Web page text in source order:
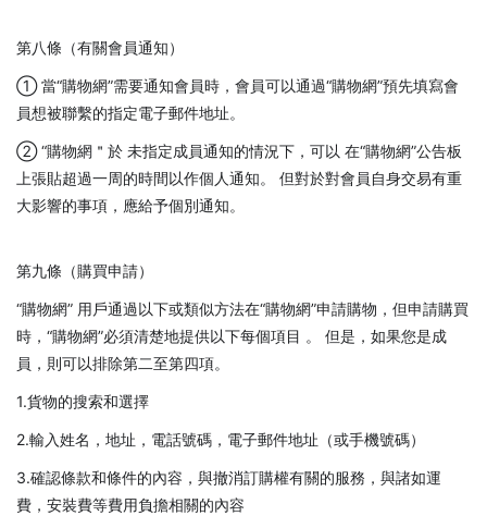
第八條（有關會員通知）
① 當“購物網”需要通知會員時，會員可以通過“購物網”預先填寫會
員想被聯繫的指定電子郵件地址。
② “購物網＂於 未指定成員通知的情況下，可以 在“購物網”公告板
上張貼超過一周的時間以作個人通知。 但對於對會員自身交易有重
大影響的事項，應給予個別通知。
第九條（購買申請）
“購物網” 用戶通過以下或類似方法在“購物網”申請購物，但申請購買
時，“購物網”必須清楚地提供以下每個項目 。 但是，如果您是成
員，則可以排除第二至第四項。
1.貨物的搜索和選擇
2.輸入姓名，地址，電話號碼，電子郵件地址（或手機號碼）
3.確認條款和條件的內容，與撤消訂購權有關的服務，與諸如運
費，安裝費等費用負擔相關的內容